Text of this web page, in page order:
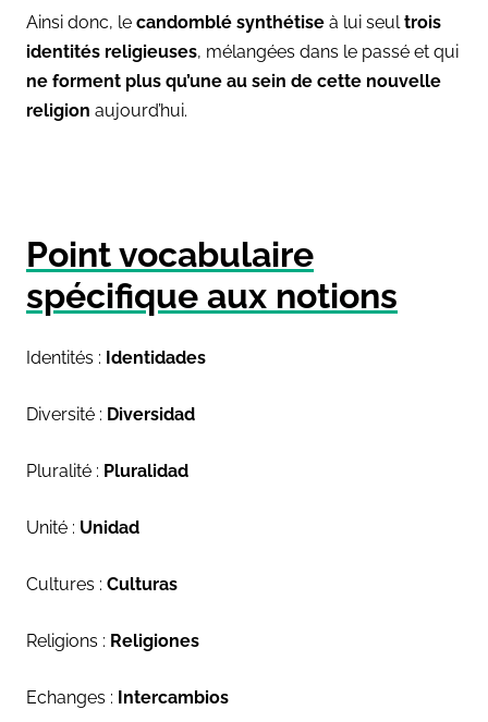
Ainsi donc, le candomblé synthétise à lui seul trois
identités religieuses, mélangées dans le passé et qui
ne forment plus qu’une au sein de cette nouvelle
religion aujourd’hui.
Point vocabulaire
spécifique aux notions
Identités : Identidades
Diversité : Diversidad
Pluralité : Pluralidad
Unité : Unidad
Cultures : Culturas
Religions : Religiones
Echanges : Intercambios